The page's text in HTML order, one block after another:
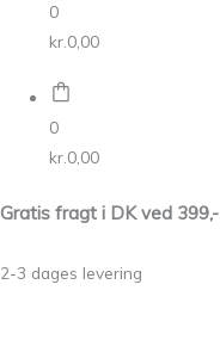
0
kr. 0,00
0
kr. 0,00
Gratis fragt i DK ved 399,-
2-3 dages levering